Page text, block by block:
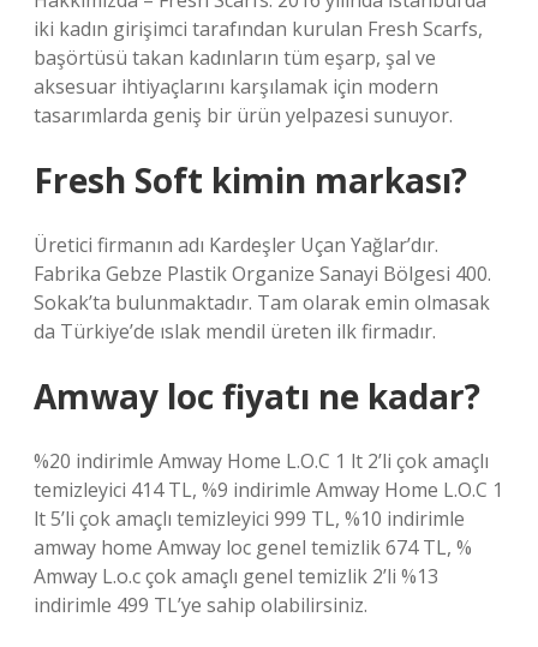
iki kadın girişimci tarafından kurulan Fresh Scarfs,
başörtüsü takan kadınların tüm eşarp, şal ve
aksesuar ihtiyaçlarını karşılamak için modern
tasarımlarda geniş bir ürün yelpazesi sunuyor.
Fresh Soft kimin markası?
Üretici firmanın adı Kardeşler Uçan Yağlar’dır.
Fabrika Gebze Plastik Organize Sanayi Bölgesi 400.
Sokak’ta bulunmaktadır. Tam olarak emin olmasak
da Türkiye’de ıslak mendil üreten ilk firmadır.
Amway loc fiyatı ne kadar?
%20 indirimle Amway Home L.O.C 1 lt 2’li çok amaçlı
temizleyici 414 TL, %9 indirimle Amway Home L.O.C 1
lt 5’li çok amaçlı temizleyici 999 TL, %10 indirimle
amway home Amway loc genel temizlik 674 TL, %
Amway L.o.c çok amaçlı genel temizlik 2’li %13
indirimle 499 TL’ye sahip olabilirsiniz.